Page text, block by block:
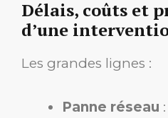
Délais, coûts et
d’une
Les grandes lignes :
Panne réseau